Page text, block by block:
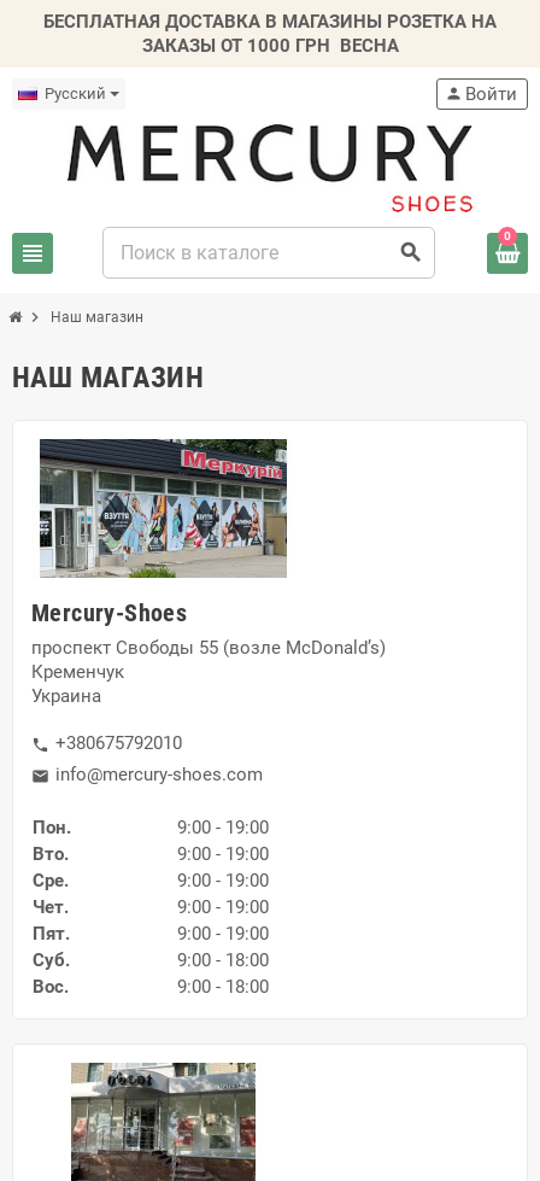
БЕСПЛАТНАЯ ДОСТАВКА В МАГАЗИНЫ РОЗЕТКА НА
ЗАКАЗЫ ОТ 1000 ГРН ВЕСНА
Русский
view_headline search
person Войти
0
chevron_right Наш магазин
НАШ МАГАЗИН
Mercury-Shoes
проспект Свободы 55 (возле McDonald’s)
Кременчук
Украина
phone +380675792010
mail info@mercury-shoes.com
Пон.
9:00 - 19:00
Вто.
9:00 - 19:00
Сре.
9:00 - 19:00
Чет.
9:00 - 19:00
Пят.
9:00 - 19:00
Суб.
9:00 - 18:00
Вос.
9:00 - 18:00